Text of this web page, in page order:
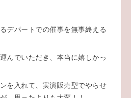
デパートでの催事を無事終える
んでいただき、本当に嬉しかっ
を入れて、実演販売型でやらせ